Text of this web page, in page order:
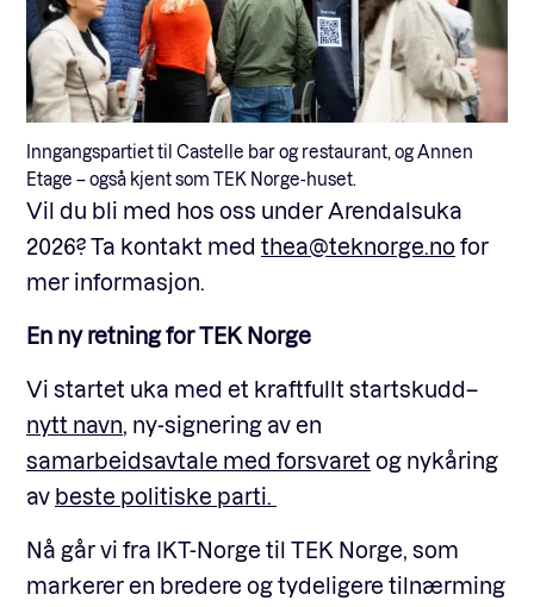
Inngangspartiet til Castelle bar og restaurant, og Annen
Etage – også kjent som TEK Norge-huset.
Vil du bli med hos oss under Arendalsuka
2026? Ta kontakt med thea@teknorge.no for
mer informasjon.
En ny retning for TEK Norge
Vi startet uka med et kraftfullt startskudd–
nytt navn, ny-signering av en
samarbeidsavtale med forsvaret og nykåring
av beste politiske parti.
Nå går vi fra IKT-Norge til TEK Norge, som
markerer en bredere og tydeligere tilnærming